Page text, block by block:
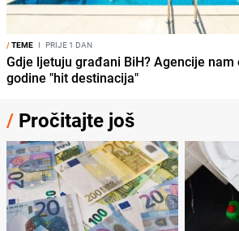
/TEME I PRIJE 1 DAN
Gdje ljetuju građani BiH? Agencije
godine "hit destinacija"
/ Pročitajte još